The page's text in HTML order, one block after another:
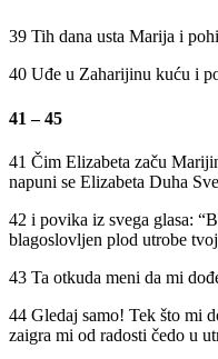
39 Tih dana usta Marija i
40 Uđe u Zaharijinu kuću i
41 – 45
41 Čim Elizabeta začu
napuni se Elizabeta Duha
42 i povika iz svega glasa:
blagoslovljen plod utrobe
43 Ta otkuda meni da mi
44 Gledaj samo! Tek što mi
zaigra mi od radosti čedo u